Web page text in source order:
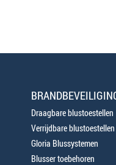
Draagbare blustoestellen
Verrijdbare blustoestellen
Gloria Blussystemen
Blusser toebehoren